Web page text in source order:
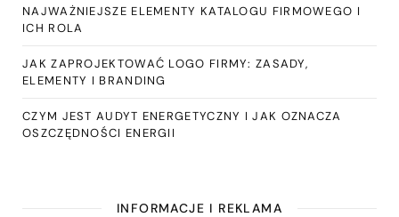
NAJWAŻNIEJSZE ELEMENTY KATALOGU FIRMOWEGO I
ICH ROLA
JAK ZAPROJEKTOWAĆ LOGO FIRMY: ZASADY,
ELEMENTY I BRANDING
CZYM JEST AUDYT ENERGETYCZNY I JAK OZNACZA
OSZCZĘDNOŚCI ENERGII
INFORMACJE I REKLAMA